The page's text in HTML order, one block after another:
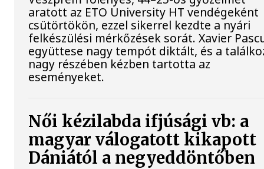
aratott az ETO University HT vendégeként
csütörtökön, ezzel sikerrel kezdte a nyári
felkészülési mérkőzések sorát. Xavier
együttese nagy tempót diktált, és a
nagy részében kézben tartotta az
eseményeket.
Női kézilabda ifjúsági vb: a
magyar válogatott kikapott
Dániától a negyeddöntőben